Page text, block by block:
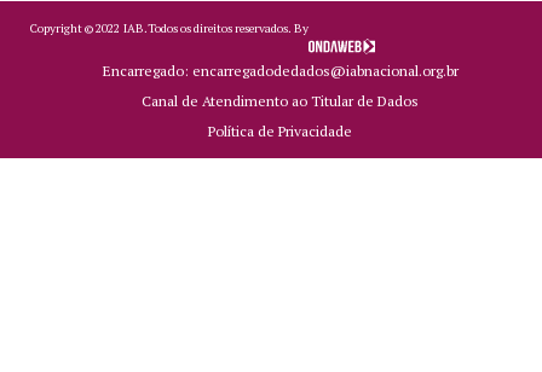
Copyright ©2022 IAB.Todos os direitos reservados. By
Encarregado: encarregadodedados@iabnacional.org.br
Canal de Atendimento ao Titular de Dados
Política de Privacidade